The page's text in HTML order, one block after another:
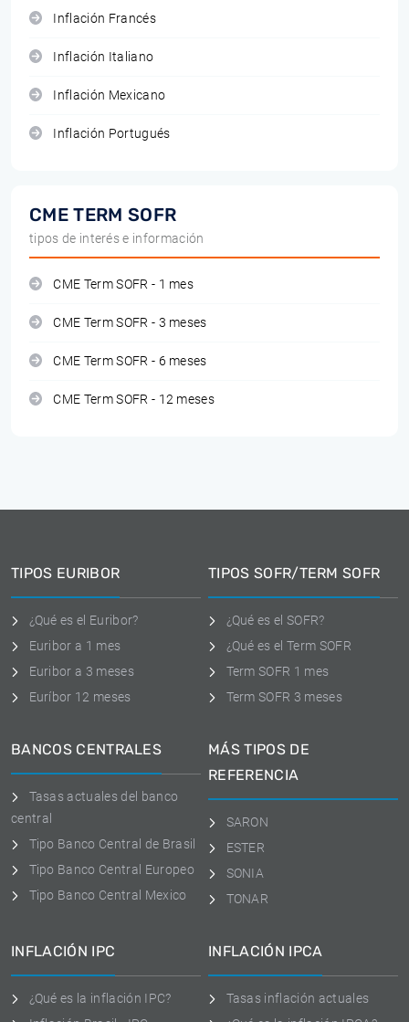
Inflación Francés
Inflación Italiano
Inflación Mexicano
Inflación Portugués
CME TERM SOFR
tipos de interés e información
CME Term SOFR - 1 mes
CME Term SOFR - 3 meses
CME Term SOFR - 6 meses
CME Term SOFR - 12 meses
TIPOS EURIBOR
¿Qué es el Euribor?
Euribor a 1 mes
Euribor a 3 meses
Euríbor 12 meses
TIPOS SOFR/TERM SOFR
¿Qué es el SOFR?
¿Qué es el Term SOFR
Term SOFR 1 mes
Term SOFR 3 meses
BANCOS CENTRALES
Tasas actuales del banco
central
Tipo Banco Central de Brasil
Tipo Banco Central Europeo
Tipo Banco Central Mexico
MÁS TIPOS DE
REFERENCIA
SARON
ESTER
SONIA
TONAR
INFLACIÓN IPC
¿Qué es la inflación IPC?
INFLACIÓN IPCA
Tasas inflación actuales